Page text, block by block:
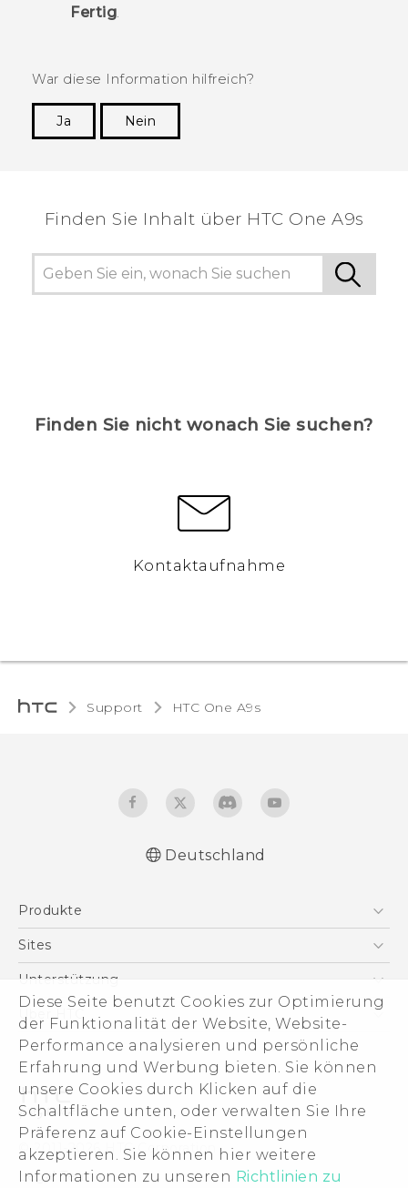
Diese Seite benutzt Cookies zur Optimierung
der Funktionalität der Website, Website-
Performance analysieren und persönliche
Erfahrung und Werbung bieten. Sie können
unsere Cookies durch Klicken auf die
Schaltfläche unten, oder verwalten Sie Ihre
Präferenz auf Cookie-Einstellungen
akzeptieren. Sie können hier weitere
Informationen zu unseren Richtlinien zu
Fertig
War diese Information hilfreich?
Ja
Nein
Finden Sie Inhalt über‎ HTC One A9s
Finden Sie nicht wonach Sie suchen?
Kontaktaufnahme
Support HTC One A9s‎
behördliche Bestimmungen
English - Quick start guide
English - User manual
English - Safety and regulatory guide
Deutschland
Produkte
Smartphones
VIVE
Zubehör
Sites
HTC Dev
HTC Vive
Unterstützung
Unterstützung
eCommerce Support
Über HTC
ESG
Impressum
Investor
Cookie Preferences
Offene Stellen
© 2011-2026 HTC Corporation
Legal Terms